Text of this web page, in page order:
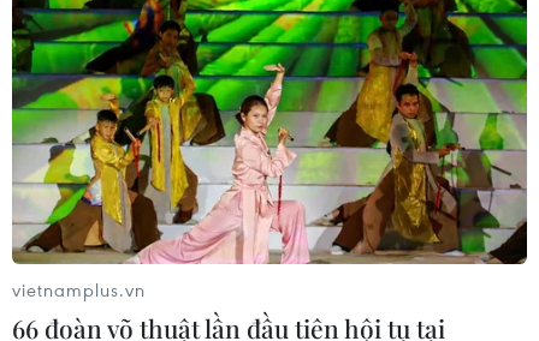
TIN CÙNG CHUYÊN MỤC
Thượng viện Mỹ thông qua dự luật
trừng phạt Nga
vietnamplus.vn
66 đoàn võ thuật lần đầu tiên hội tụ tại